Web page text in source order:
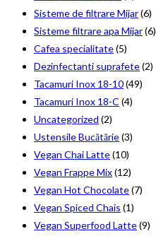
Sisteme de filtrare Mijar(6)
Sisteme filtrare apa Mijar(6)
Cafea specialitate(5)
Dezinfectanti suprafete(2)
Tacamuri Inox 18-10(49)
Tacamuri Inox 18-C (4)
Uncategorized (2)
Ustensile Bucătărie(3)
Vegan Chai Latte(10)
Vegan Frappe Mix(12)
Vegan Hot Chocolate(7)
Vegan Spiced Chais (1)
Vegan Superfood Latte(9)